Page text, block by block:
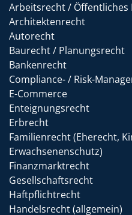
Arbeitsrecht / Öffentliches
Architektenrecht
Autorecht
Baurecht / Planungsrecht
Bankenrecht
Compliance- / Risk-
E-Commerce
Enteignungsrecht
Erbrecht
Familienrecht (Eherecht,
Erwachsenenschutz)
Finanzmarktrecht
Gesellschaftsrecht
Haftpflichtrecht
Handelsrecht (allgemein)